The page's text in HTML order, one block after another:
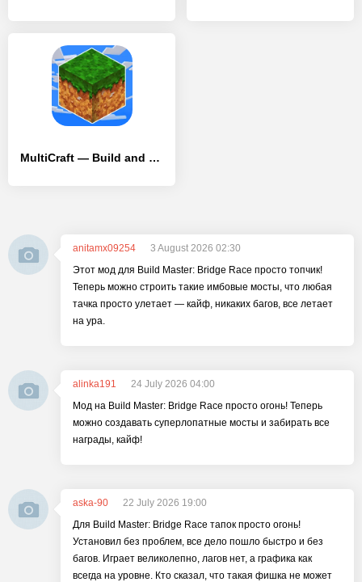
MultiCraft — Build and Mine! - [Взлом/МОД Меню]
anitamx09254
3 August 2026 02:30
Этот мод для Build Master: Bridge Race просто топчик!
Теперь можно строить такие имбовые мосты, что любая
тачка просто улетает — кайф, никаких багов, все летает
на ура.
alinka191
24 July 2026 04:00
Мод на Build Master: Bridge Race просто огонь! Теперь
можно создавать суперлопатные мосты и забирать все
награды, кайф!
aska-90
22 July 2026 19:00
Для Build Master: Bridge Race тапок просто огонь!
Установил без проблем, все дело пошло быстро и без
багов. Играет великолепно, лагов нет, а графика как
всегда на уровне. Кто сказал, что такая фишка не может